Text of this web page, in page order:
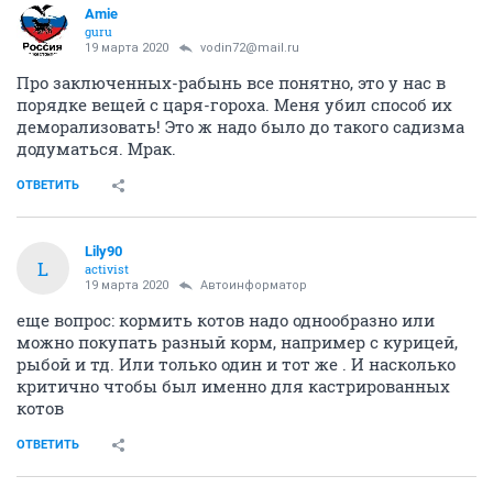
Amie
guru
19 марта 2020 vodin72@mail.ru
Про заключенных-рабынь все понятно, это у нас в
порядке вещей с царя-гороха. Меня убил способ их
деморализовать! Это ж надо было до такого садизма
додуматься. Мрак.
ОТВЕТИТЬ
L
Lily90
activist
19 марта 2020 Автоинформатор
еще вопрос: кормить котов надо однообразно или
можно покупать разный корм, например с курицей,
рыбой и тд. Или только один и тот же . И насколько
критично чтобы был именно для кастрированных
котов
ОТВЕТИТЬ